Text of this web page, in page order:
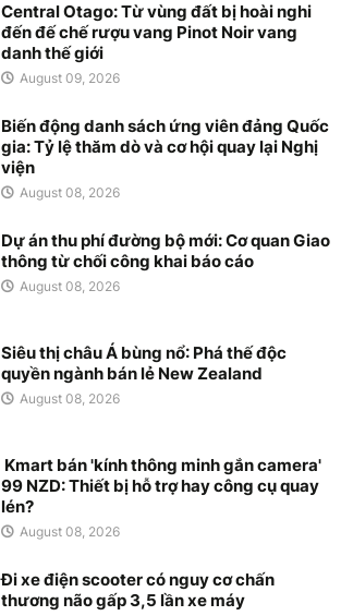
Central Otago: Từ vùng đất bị hoài nghi
đến đế chế rượu vang Pinot Noir vang
danh thế giới
August 09, 2026
Biến động danh sách ứng viên đảng Quốc
gia: Tỷ lệ thăm dò và cơ hội quay lại Nghị
viện
August 08, 2026
Dự án thu phí đường bộ mới: Cơ quan Giao
thông từ chối công khai báo cáo
August 08, 2026
Siêu thị châu Á bùng nổ: Phá thế độc
quyền ngành bán lẻ New Zealand
August 08, 2026
Kmart bán 'kính thông minh gắn camera'
99 NZD: Thiết bị hỗ trợ hay công cụ quay
lén?
August 08, 2026
Đi xe điện scooter có nguy cơ chấn
thương não gấp 3,5 lần xe máy